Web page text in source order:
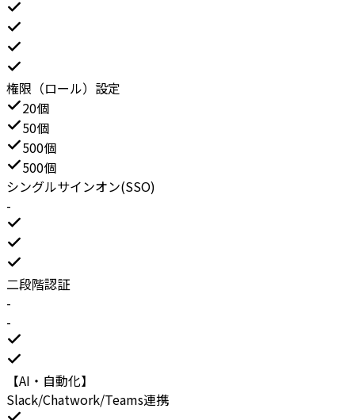
権限（ロール）設定
20個
50個
500個
500個
シングルサインオン(SSO)
-
二段階認証
-
-
【AI・自動化】
Slack/Chatwork/Teams連携